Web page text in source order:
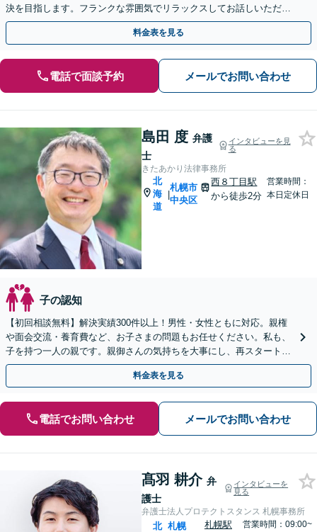
決を目指します。フランクな雰囲気でリラックスしてお話しいただけ
ます。まずはご相談ください【WEB面談可能】
料金表を見る
電話で面談予約 メールでお問い合わせ
島田 度 弁護
士
インタビューを見
る
きたあかり法律事務所
北
海
道
|
札幌市
中央区
西８丁目駅
から徒歩2分
営業時間：
本日定休日
子の認知
【初回相談無料】解決実績300件以上！男性・女性ともに対応。親権
や面会交流・養育費など、お子さまの問題もお任せください。私も、
子を持つ一人の親です。親御さんの気持ちを大事にし、再スタートを
後押しします【休日・夜間相談可】【西11丁目駅5分】
料金表を見る
電話でお問い合わせ メールでお問い合わせ
髙羽 耕介 弁
護士
インタビューを
見る
弁護士法人プロテクトスタンス 札幌事務所
北 札幌
札幌駅
営業時間：09:00~